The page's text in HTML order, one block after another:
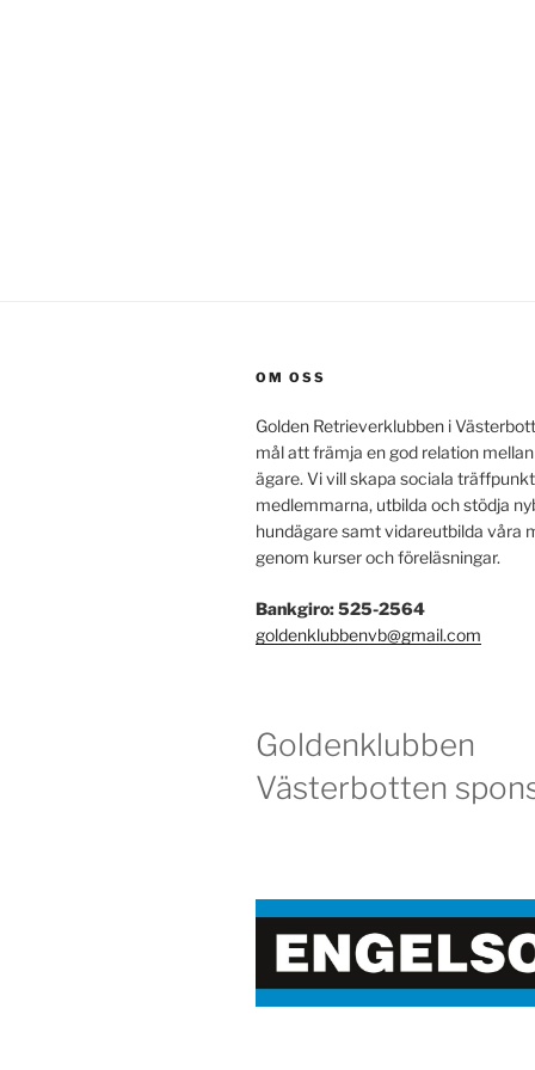
OM OSS
Golden Retrieverklubben i
mål att främja en god relation
ägare. Vi vill skapa sociala
medlemmarna, utbilda och stödja
hundägare samt vidareutbilda våra
genom kurser och föreläsningar.
Bankgiro: 525-2564
goldenklubbenvb@gmail.com
Goldenklubben
Västerbotten